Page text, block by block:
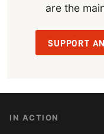
are the
SUPPORT
IN ACTION